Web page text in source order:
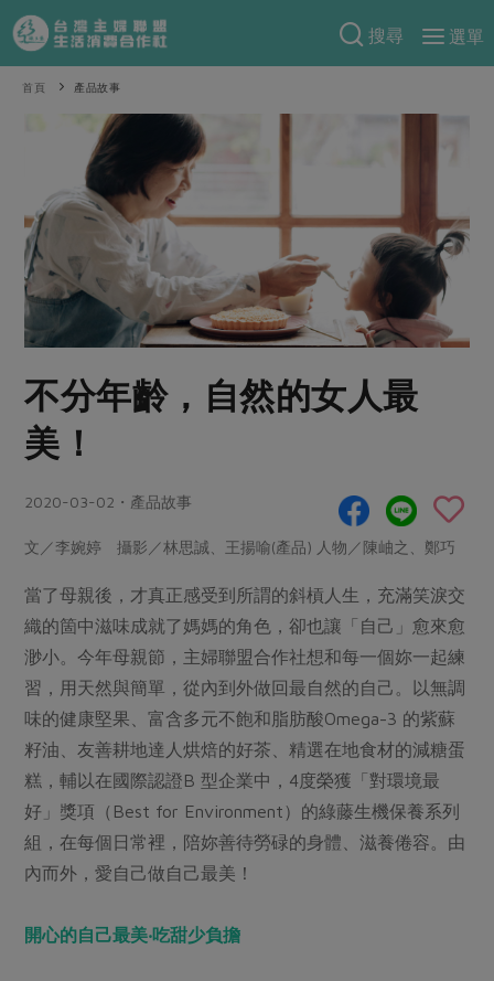
搜尋
選單
產品分類
當季蔬果
芽苗類
辛香料類
奶蛋豆・五穀
蛋 乳製品
豆製品 米麵雜糧
肉品・水產
畜產肉類
水畜加工品
調理食材・點心
調味醬料/南北貨 烘焙
休閒零嘴 沖泡飲品
保健食品
居家好物
美妝保養 個人清潔
家庭清潔
防災用品
食譜料理
米食
麵食
肉食
海鮮
常備菜
蔬食
蛋料理
料理方式
醬料
湯品．鍋物
漬物
涼拌沙拉
飲品
主題食譜
年菜食譜
特別企畫
預購活動
把最好的台灣味帶回家！
防災用品預購圓滿結束
更多預購活動
合作25-精選產品第四彈
合作25-精選產品第三彈
更多當季產品
議題活動
主婦聯盟X樂齡網特約優惠案
2024農業發展計畫年度報告
更多議題活動
綠主張
觀點文章
主婦食堂 一籃菜真心話
社內大小事 合作聯合國
產品故事
樂齡生活
廚房瑜伽
減硝酸鹽 惜食
非基改運動 支持本土農糧
廢核運動 能源議題
減添加物 減塑減廢
食農教育
更多議題
生活者e週報
綠主張月刊
關於合作社
關於我們
合作社組織
產品檢驗
自主把關
檢驗報告
硝酸鹽檢驗
社員權益
合作社法規
社務專區
選舉專區
首頁 產品故事
不分年齡，自然的女人最
美！
2020-03-02・產品故事
文／李婉婷 攝影／林思誠、王揚喻(產品) 人物／陳岫之、鄭巧
當了母親後，才真正感受到所謂的斜槓人生，充滿笑淚交
織的箇中滋味成就了媽媽的角色，卻也讓「自己」愈來愈
渺小。今年母親節，主婦聯盟合作社想和每一個妳一起練
習，用天然與簡單，從內到外做回最自然的自己。以無調
味的健康堅果、富含多元不飽和脂肪酸Omega-3 的紫蘇
籽油、友善耕地達人烘焙的好茶、精選在地食材的減糖蛋
糕，輔以在國際認證B 型企業中，4度榮獲「對環境最
好」獎項（Best for Environment）的綠藤生機保養系列
組，在每個日常裡，陪妳善待勞碌的身體、滋養倦容。由
內而外，愛自己做自己最美！
開心的自己最美‧吃甜少負擔